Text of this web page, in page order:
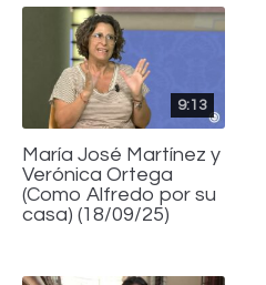
9:13
María José Martínez y
Verónica Ortega
(Como Alfredo por su
casa) (18/09/25)